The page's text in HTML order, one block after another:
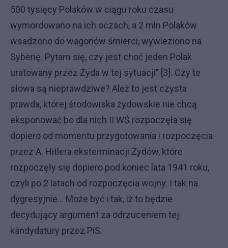
500 tysięcy Polaków w ciągu roku czasu
wymordowano na ich oczach, a 2 mln Polaków
wsadzono do wagonów śmierci, wywieziono na
Syberię. Pytam się, czy jest choć jeden Polak
uratowany przez Żyda w tej sytuacji" [3]. Czy te
słowa są nieprawdziwe? Ależ to jest czysta
prawda, której środowiska żydowskie nie chcą
eksponować bo dla nich II WŚ rozpoczęła się
dopiero od momentu przygotowania i rozpoczęcia
przez A. Hitlera eksterminacji Żydów, które
rozpoczęły się dopiero pod koniec lata 1941 roku,
czyli po 2 latach od rozpoczęcia wojny. I tak na
dygresyjnie... Może być i tak, iż to będzie
decydujący argument za odrzuceniem tej
kandydatury przez PiS.